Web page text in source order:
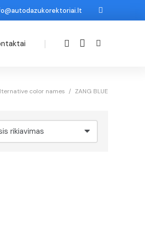
|
color names / ZANG BLUE